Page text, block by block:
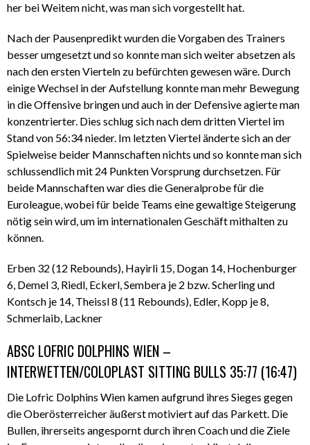
her bei Weitem nicht, was man sich vorgestellt hat.
Nach der Pausenpredikt wurden die Vorgaben des Trainers
besser umgesetzt und so konnte man sich weiter absetzen als
nach den ersten Vierteln zu befürchten gewesen wäre. Durch
einige Wechsel in der Aufstellung konnte man mehr Bewegung
in die Offensive bringen und auch in der Defensive agierte man
konzentrierter. Dies schlug sich nach dem dritten Viertel im
Stand von 56:34 nieder. Im letzten Viertel änderte sich an der
Spielweise beider Mannschaften nichts und so konnte man sich
schlussendlich mit 24 Punkten Vorsprung durchsetzen. Für
beide Mannschaften war dies die Generalprobe für die
Euroleague, wobei für beide Teams eine gewaltige Steigerung
nötig sein wird, um im internationalen Geschäft mithalten zu
können.
Erben 32 (12 Rebounds), Hayirli 15, Dogan 14, Hochenburger
6, Demel 3, Riedl, Eckerl, Sembera je 2 bzw. Scherling und
Kontsch je 14, Theissl 8 (11 Rebounds), Edler, Kopp je 8,
Schmerlaib, Lackner
ABSC LOFRIC DOLPHINS WIEN –
INTERWETTEN/COLOPLAST SITTING BULLS 35:77 (16:47)
Die Lofric Dolphins Wien kamen aufgrund ihres Sieges gegen
die Oberösterreicher äußerst motiviert auf das Parkett. Die
Bullen, ihrerseits angespornt durch ihren Coach und die Ziele